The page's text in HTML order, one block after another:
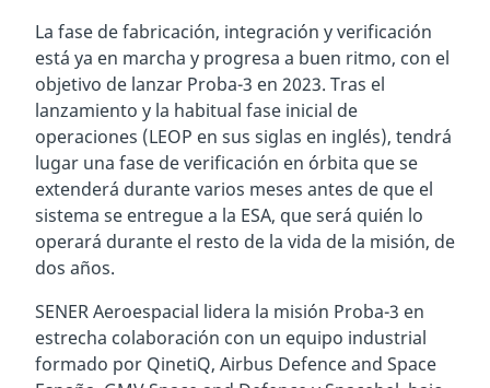
La fase de fabricación, integración y verificación
está ya en marcha y progresa a buen ritmo, con el
objetivo de lanzar Proba-3 en 2023. Tras el
lanzamiento y la habitual fase inicial de
operaciones (LEOP en sus siglas en inglés), tendrá
lugar una fase de verificación en órbita que se
extenderá durante varios meses antes de que el
sistema se entregue a la ESA, que será quién lo
operará durante el resto de la vida de la misión, de
dos años.
SENER Aeroespacial lidera la misión Proba-3 en
estrecha colaboración con un equipo industrial
formado por QinetiQ, Airbus Defence and Space